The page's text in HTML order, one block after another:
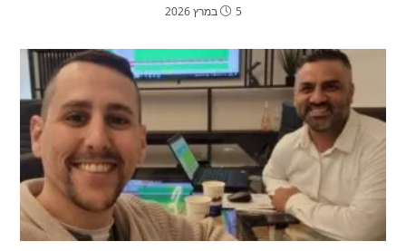
5 במרץ 2026